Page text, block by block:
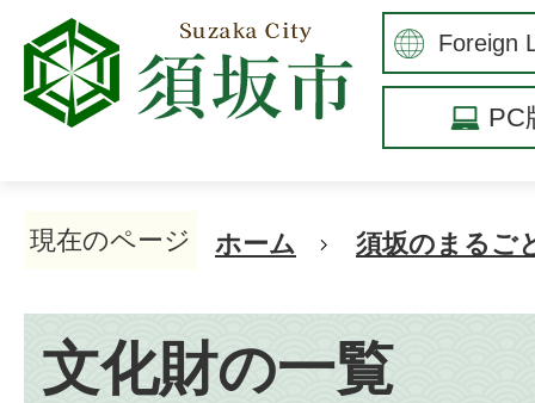
PC
現在のページ ホーム 須坂のまるご
文化財の一覧